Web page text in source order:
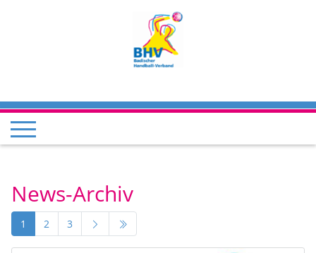
News-Archiv
1 2 3